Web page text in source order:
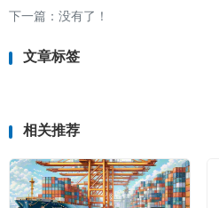
下一篇：没有了！
文章标签
相关推荐